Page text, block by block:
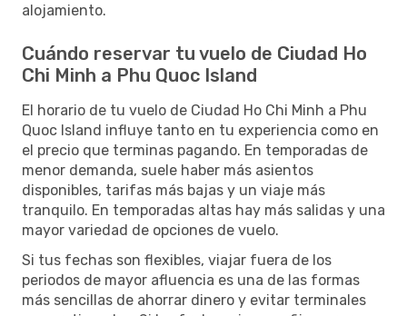
alojamiento.
Cuándo reservar tu vuelo de Ciudad Ho
Chi Minh a Phu Quoc Island
El horario de tu vuelo de Ciudad Ho Chi Minh a Phu
Quoc Island influye tanto en tu experiencia como en
el precio que terminas pagando. En temporadas de
menor demanda, suele haber más asientos
disponibles, tarifas más bajas y un viaje más
tranquilo. En temporadas altas hay más salidas y una
mayor variedad de opciones de vuelo.
Si tus fechas son flexibles, viajar fuera de los
periodos de mayor afluencia es una de las formas
más sencillas de ahorrar dinero y evitar terminales